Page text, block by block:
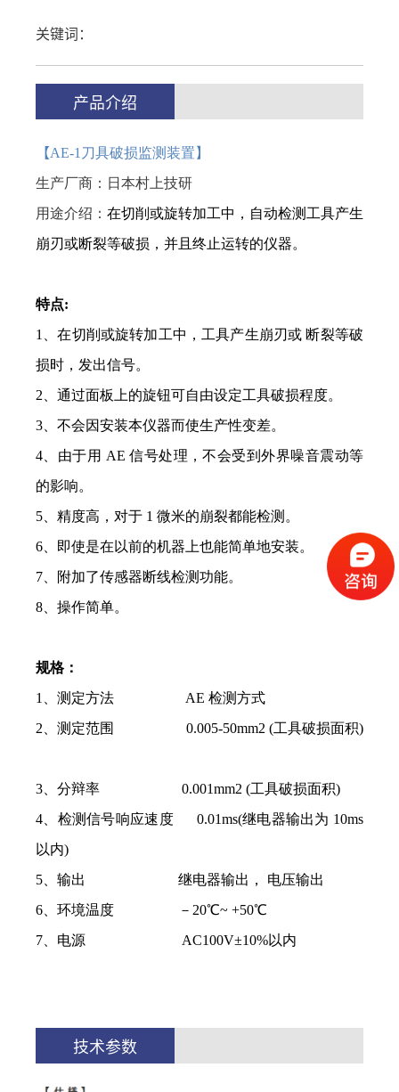
关键词：
产品介绍
【AE-1刀具破损监测装置】
生产厂商：日本村上技研
用途介绍： 在切削或旋转加工中，自动检测工具产生
崩刃或断裂等破损，并且终止运转的仪器。
特点:
1、在切削或旋转加工中，工具产生崩刃或 断裂等破
损时，发出信号。
2、通过面板上的旋钮可自由设定工具破损程度。
3、不会因安装本仪器而使生产性变差。
4、由于用 AE 信号处理，不会受到外界噪音震动等
的影响。
5、精度高，对于 1 微米的崩裂都能检测。
6、即使是在以前的机器上也能简单地安装。
7、附加了传感器断线检测功能。
8、操作简单。
规格：
1、 测定方法 AE 检测方式
2、测定范围 0.005-50mm2 (工具破损面积)
3、分辩率 0.001mm2 (工具破损面积)
4、检测信号响应速度 0.01ms(继电器输出为 10ms
以内)
5、输出 继电器输出， 电压输出
6、环境温度 －20℃~ +50℃
7、电源 AC100V±10%以内
技术参数